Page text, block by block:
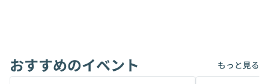
おすすめのイベント もっと見る